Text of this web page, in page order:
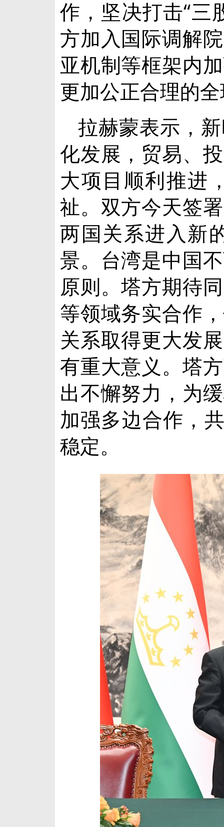
作，坚决打击“三
方加入国际调解
亚机制等框架内
更加公正合理的
拉赫蒙表示，
化发展，贸易、
大项目顺利推进
祉。双方今天签
两国关系进入新
景。台湾是中国
原则。塔方期待
等领域务实合作
关系取得更大发
有重大意义。塔
出不懈努力，为
加强多边合作，
稳定。